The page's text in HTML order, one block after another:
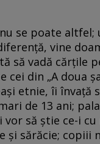
se poate
vine
să vadă cărțile
din „A doua
etnie, îi învață
de 13 ani;
să știe ce-i
și sărăcie; copiii